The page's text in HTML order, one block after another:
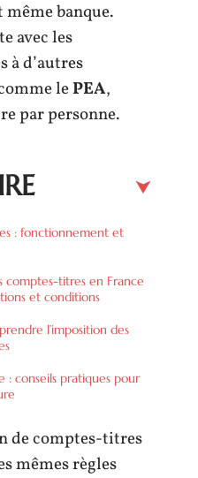
même banque.
avec les
à d’autres
lePEA,
par personne.
: fonctionnement et
comptes-titres en France
et conditions
l’imposition des
: conseils pratiques pour
de comptes-titres
mêmes règles